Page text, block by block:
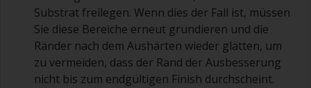
Substrat freilegen. Wenn dies der Fall ist, müssen
Sie diese Bereiche erneut grundieren und die
Ränder nach dem Aushärten wieder glätten, um
zu vermeiden, dass der Rand der Ausbesserung
nicht bis zum endgültigen Finish durchscheint.